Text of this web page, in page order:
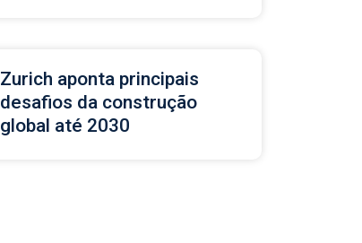
Zurich aponta principais
desafios da construção
global até 2030